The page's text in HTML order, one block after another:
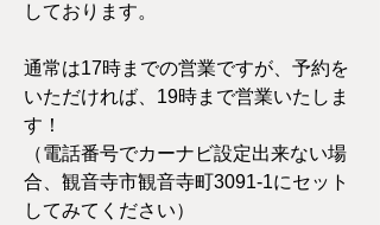
しております。
通常は17時までの営業ですが、予約を
いただければ、19時まで営業いたしま
す！
（電話番号でカーナビ設定出来ない場
合、観音寺市観音寺町3091-1にセット
してみてください）